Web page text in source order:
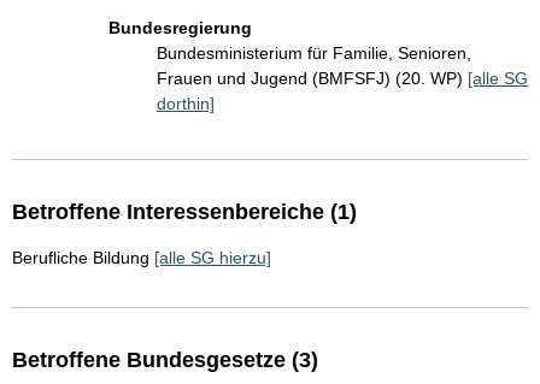
Bundesregierung
Bundesministerium für Familie, Senioren,
Frauen und Jugend (BMFSFJ) (20. WP) [alle SG
dorthin]
Betroffene Interessenbereiche (1)
Berufliche Bildung [alle SG hierzu]
Betroffene Bundesgesetze (3)